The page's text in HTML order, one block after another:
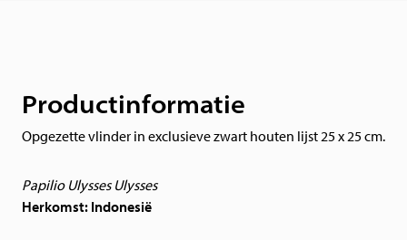
Productinformatie
Opgezette vlinder in exclusieve zwart houten lijst 25 x 25 cm.
Papilio Ulysses Ulysses
Herkomst: Indonesië